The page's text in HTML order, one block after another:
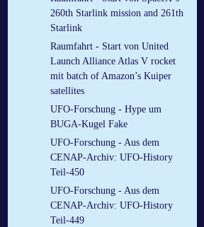
260th Starlink mission and 261th
Starlink
Raumfahrt - Start von United
Launch Alliance Atlas V rocket
mit batch of Amazon’s Kuiper
satellites
UFO-Forschung - Hype um
BUGA-Kugel Fake
UFO-Forschung - Aus dem
CENAP-Archiv: UFO-History
Teil-450
UFO-Forschung - Aus dem
CENAP-Archiv: UFO-History
Teil-449